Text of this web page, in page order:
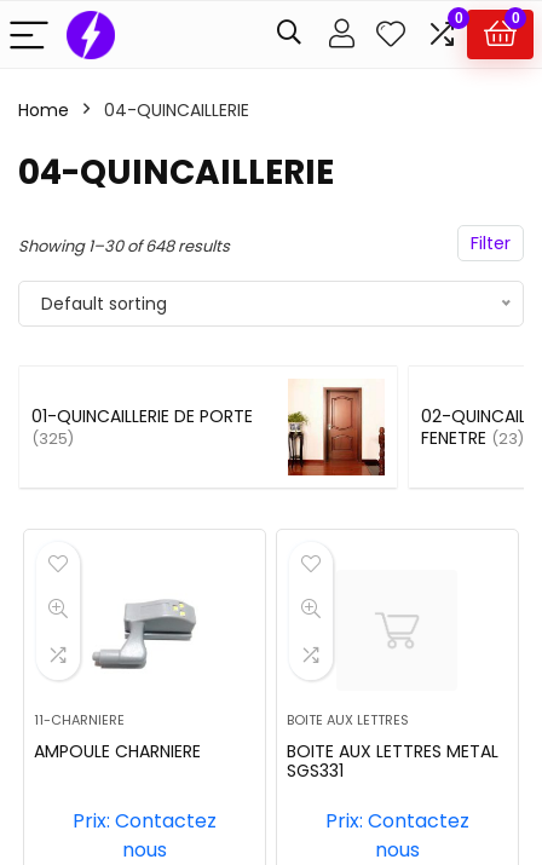
0 0
Home 04-QUINCAILLERIE
04-QUINCAILLERIE
Filter
Showing 1–30 of 648 results
Default sorting
01-QUINCAILLERIE DE PORTE
(325)
02-
FENETRE (23)
11-CHARNIERE
AMPOULE CHARNIERE
Prix: Contactez
nous
BOITE AUX LETTRES
BOITE AUX LETTRES METAL
SGS331
Prix: Contactez
nous